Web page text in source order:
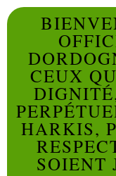
CEUX
HARKIS,
SOIENT